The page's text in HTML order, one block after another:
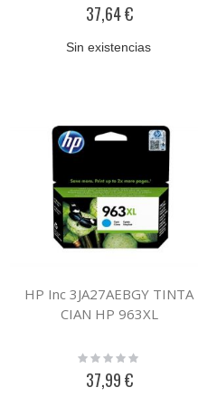
37,64 €
Sin existencias
HP Inc 3JA27AEBGY TINTA
CIAN HP 963XL
Rating:
37,99 €